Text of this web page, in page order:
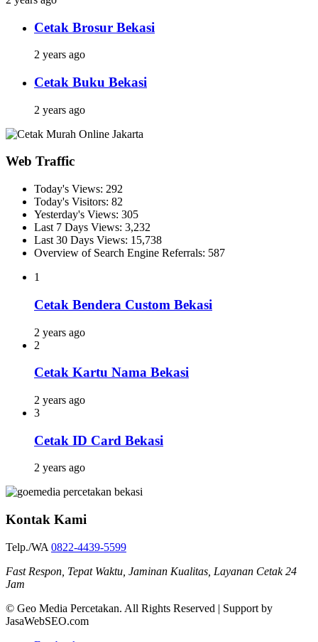
Cetak Brosur Bekasi
2 years ago
Cetak Buku Bekasi
2 years ago
Web Traffic
Today's Views: 292
Today's Visitors: 82
Yesterday's Views: 305
Last 7 Days Views: 3,232
Last 30 Days Views: 15,738
Overview of Search Engine Referrals: 587
1
Cetak Bendera Custom Bekasi
2 years ago
2
Cetak Kartu Nama Bekasi
2 years ago
3
Cetak ID Card Bekasi
2 years ago
Kontak Kami
Telp./WA 0822-4439-5599
Fast Respon, Tepat Waktu, Jaminan Kualitas, Layanan Cetak 24
Jam
© Geo Media Percetakan. All Rights Reserved | Support by
JasaWebSEO.com